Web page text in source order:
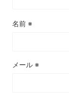
名前 ※
メール ※